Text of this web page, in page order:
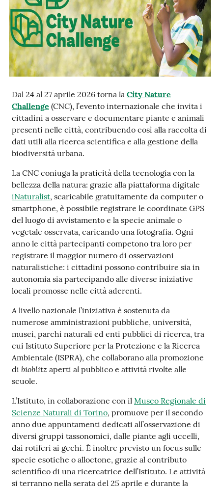
Eventi
e
notizie
Progetto
DigitAP
Monitoraggio
SNB2030
Scrivici
Seguici
su
Dal 24 al 27 aprile 2026 torna la City Nature
Challenge (CNC), l’evento internazionale che invita i
cittadini a osservare e documentare piante e animali
presenti nelle città, contribuendo così alla raccolta di
dati utili alla ricerca scientifica e alla gestione della
biodiversità urbana.
La CNC coniuga la praticità della tecnologia con la
bellezza della natura: grazie alla piattaforma digitale
iNaturalist, scaricabile gratuitamente da computer o
smartphone, è possibile registrare le coordinate GPS
del luogo di avvistamento e la specie animale o
vegetale osservata, caricando una fotografia. Ogni
anno le città partecipanti competono tra loro per
registrare il maggior numero di osservazioni
naturalistiche: i cittadini possono contribuire sia in
autonomia sia partecipando alle diverse iniziative
locali promosse nelle città aderenti.
A livello nazionale l’iniziativa è sostenuta da
numerose amministrazioni pubbliche, università,
musei, parchi naturali ed enti pubblici di ricerca, tra
cui Istituto Superiore per la Protezione e la Ricerca
Ambientale (ISPRA), che collaborano alla promozione
di bioblitz aperti al pubblico e attività rivolte alle
scuole.
L’Istituto, in collaborazione con il Museo Regionale di
Scienze Naturali di Torino, promuove per il secondo
anno due appuntamenti dedicati all’osservazione di
diversi gruppi tassonomici, dalle piante agli uccelli,
dai rotiferi ai gechi. È inoltre previsto un focus sulle
specie esotiche o alloctone, grazie al contributo
scientifico di una ricercatrice dell’Istituto. Le attività
si terranno nella serata del 25 aprile e durante la